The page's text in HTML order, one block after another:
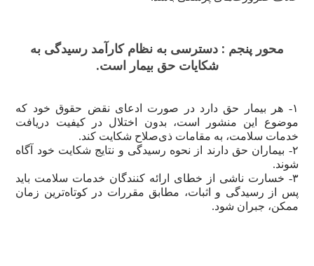
محور پنجم : دسترسی به نظام کارآمد رسیدگی به
شکایات حق بیمار است.
۱- هر بیمار حق دارد در صورت ادعای نقض حقوق خود که
موضوع این منشور است، بدون اختلال در کیفیت دریافت
خدمات سلامت، به مقامات ذی‌صلاح شکایت کند.
۲- بیماران حق دارند از نحوه رسیدگی و نتایج شکایت خود آگاه
شوند.
۳- خسارت ناشی از خطای ارائه کنندگان خدمات سلامت باید
پس از رسیدگی و اثبات، مطابق مقررات در کوتاه‌ترین زمان
ممکن، جبران شود.